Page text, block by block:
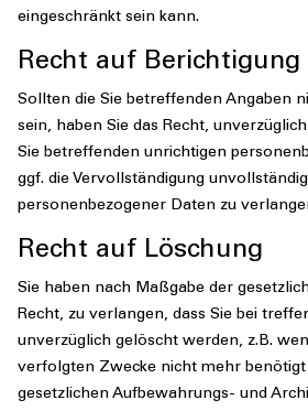
eingeschränkt sein kann.
Recht auf Berichtigung
Sollten die Sie betreffenden Angaben
sein, haben Sie das Recht,
Sie betreffenden unrichtigen
ggf. die Vervollständigung
personenbezogener Daten zu
Recht auf Löschung
Sie haben nach Maßgabe der
Recht, zu verlangen, dass Sie bei
unverzüglich gelöscht werden, z.B.
verfolgten Zwecke nicht mehr
gesetzlichen Aufbewahrungs- und